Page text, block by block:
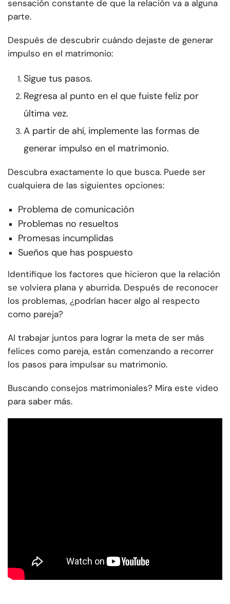
sensación constante de que la relación va a alguna
parte.
Después de descubrir cuándo dejaste de generar
impulso en el matrimonio:
Sigue tus pasos.
Regresa al punto en el que fuiste feliz por
última vez.
A partir de ahí, implemente las formas de
generar impulso en el matrimonio.
Descubra exactamente lo que busca. Puede ser
cualquiera de las siguientes opciones:
Problema de comunicación
Problemas no resueltos
Promesas incumplidas
Sueños que has pospuesto
Identifique los factores que hicieron que la relación
se volviera plana y aburrida. Después de reconocer
los problemas, ¿podrían hacer algo al respecto
como pareja?
Al trabajar juntos para lograr la meta de ser más
felices como pareja, están comenzando a recorrer
los pasos para impulsar su matrimonio.
Buscando consejos matrimoniales? Mira este video
para saber más.